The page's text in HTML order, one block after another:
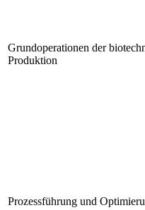
Grundoperationen der
Produktion
Prozessführung und